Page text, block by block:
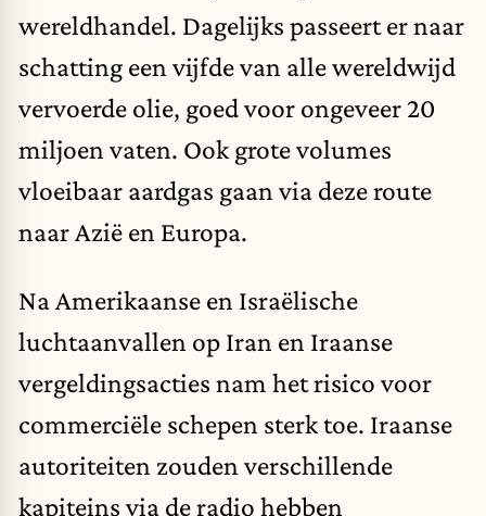
wereldhandel. Dagelijks passeert er naar
schatting een vijfde van alle wereldwijd
vervoerde olie, goed voor ongeveer 20
miljoen vaten. Ook grote volumes
vloeibaar aardgas gaan via deze route
naar Azië en Europa.
Na Amerikaanse en Israëlische
luchtaanvallen op Iran en Iraanse
vergeldingsacties nam het risico voor
commerciële schepen sterk toe. Iraanse
autoriteiten zouden verschillende
kapiteins via de radio hebben